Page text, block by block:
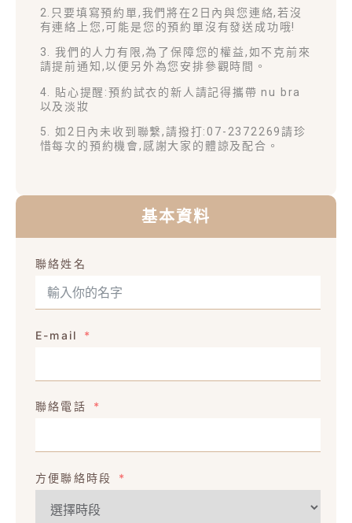
2.只要填寫預約單,我們將在2日內與您連絡,若沒
有連絡上您,可能是您的預約單沒有發送成功哦!
3. 我們的人力有限,為了保障您的權益,如不克前來
請提前通知,以便另外為您安排參觀時間。
4. 貼心提醒:預約試衣的新人請記得攜帶 nu bra
以及淡妝
5. 如2日內未收到聯繫,請撥打:07-2372269請珍
惜每次的預約機會,感謝大家的體諒及配合。
基本資料
聯絡姓名
E-mail
聯絡電話
方便聯絡時段